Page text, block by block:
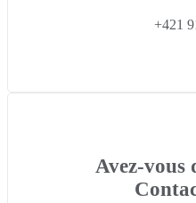
+421
Avez-vous